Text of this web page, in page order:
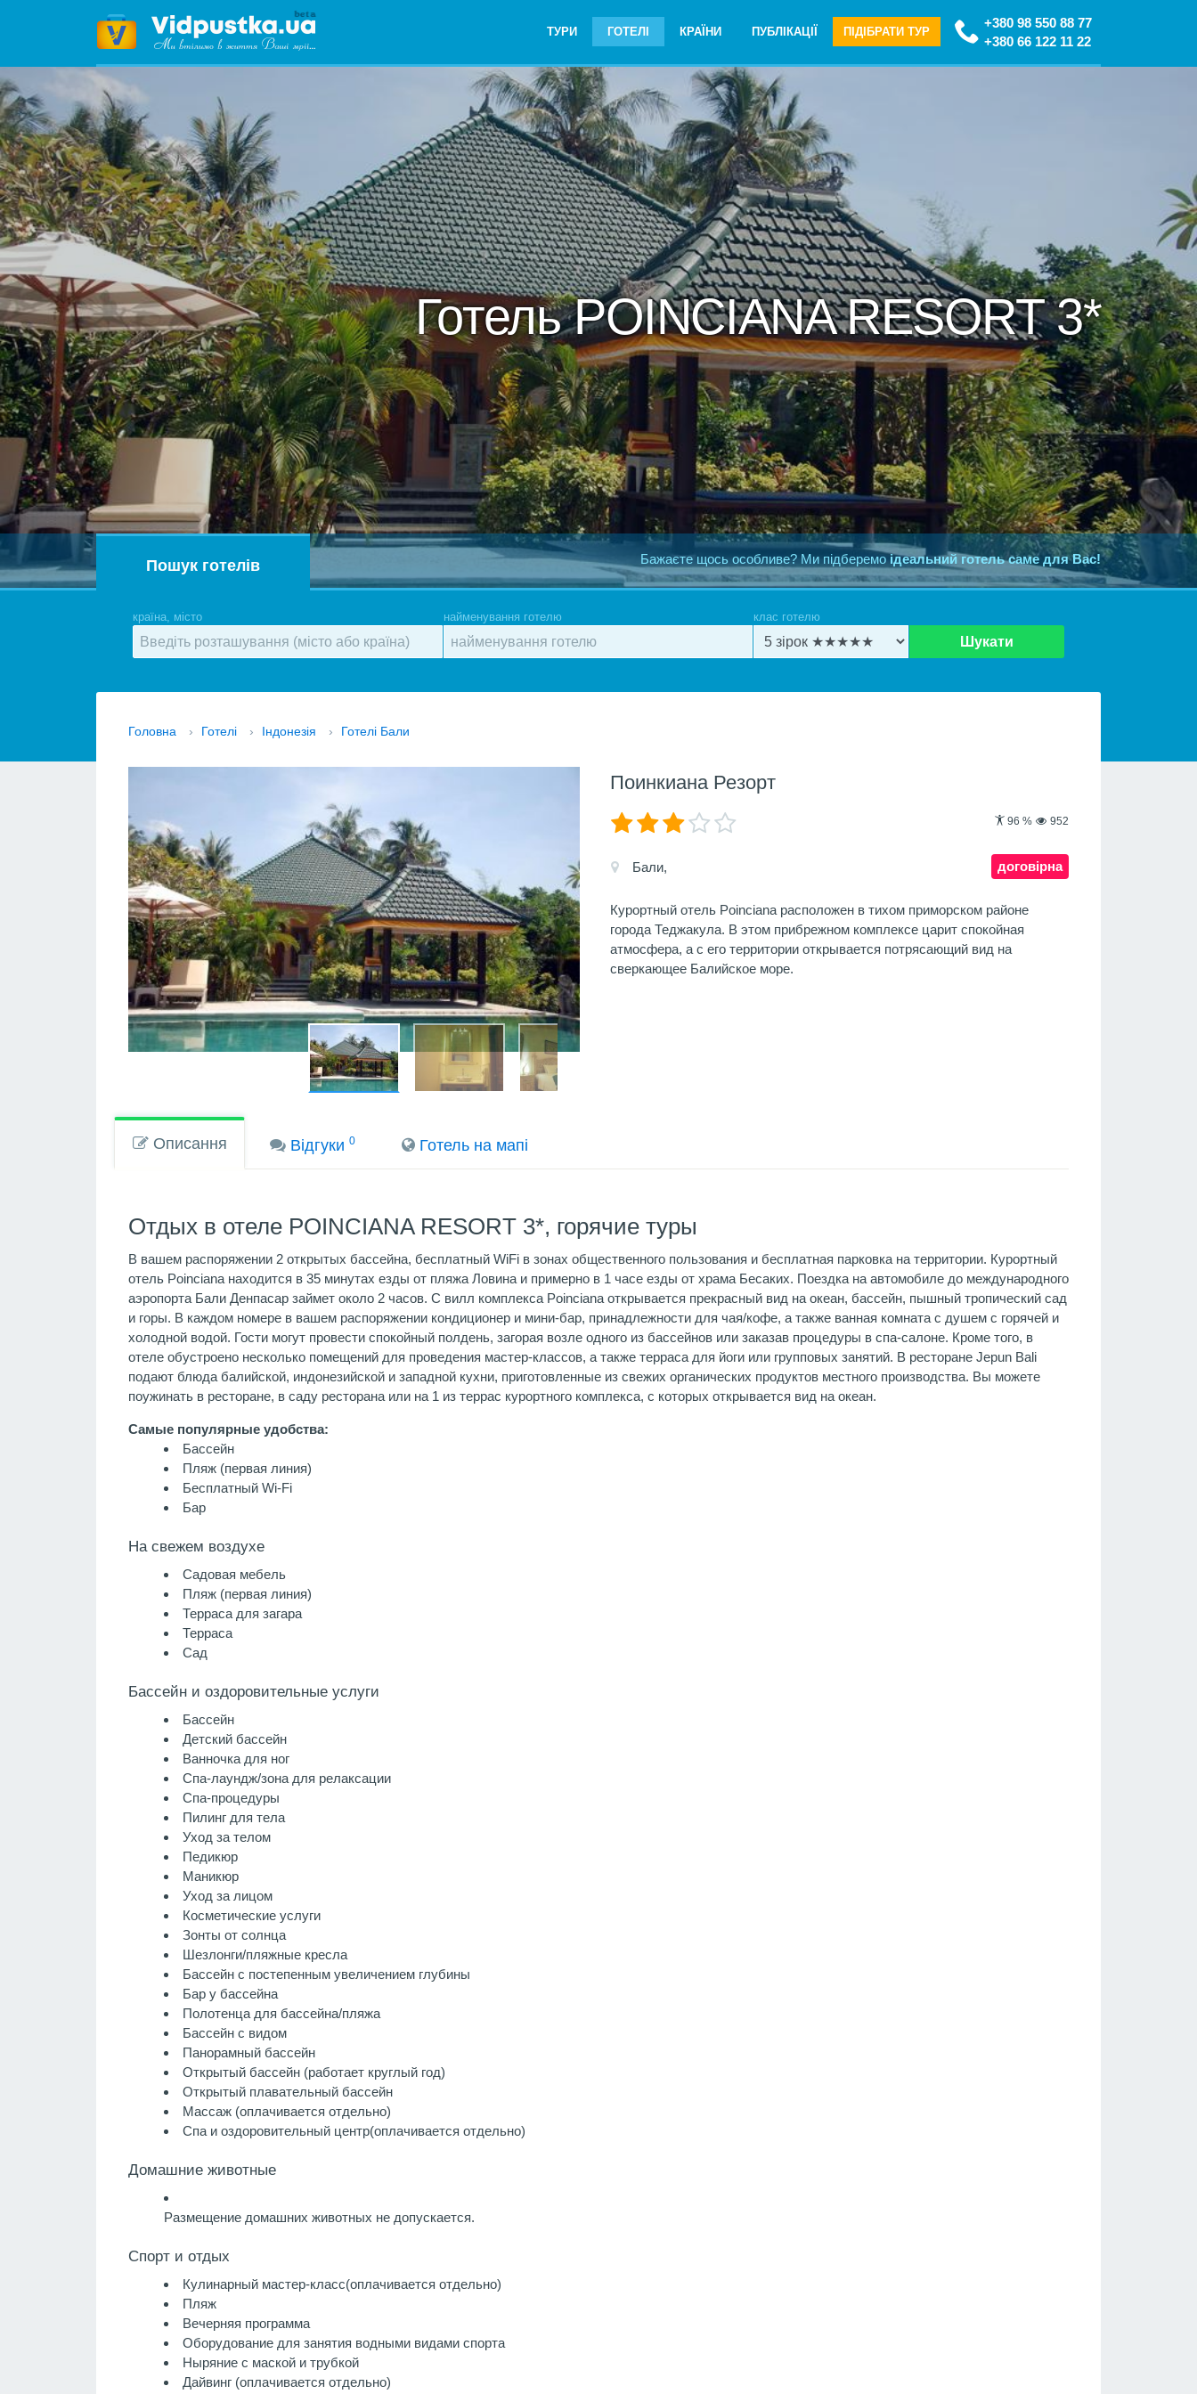
+380 98 550 88 77
+380 66 122 11 22
ТУРИ ГОТЕЛІ КРАЇНИ ПУБЛІКАЦІЇ ПІДІБРАТИ ТУР
Готель POINCIANA RESORT 3*
Бажаєте щось особливе? Ми підберемоідеальний готель саме для Вас!
Пошук готелів
країна, місто найменування готелю клас готелю
Шукати
Головна › Готелі › Індонезія › Готелі Бали
Поинкиана Резорт
96 % 952
договірна
Бали,
Курортный отель Poinciana расположен в тихом приморском районе
города Теджакула. В этом прибрежном комплексе царит спокойная
атмосфера, а с его территории открывается потрясающий вид на
сверкающее Балийское море.
Описання Вiдгуки0 Готель на мапi
Отдых в отеле POINCIANA RESORT 3*, горячие туры
В вашем распоряжении 2 открытых бассейна, бесплатный WiFi в зонах общественного пользования и бесплатная парковка на территории. Курортный
отель Poinciana находится в 35 минутах езды от пляжа Ловина и примерно в 1 часе езды от храма Бесаких. Поездка на автомобиле до международного
аэропорта Бали Денпасар займет около 2 часов. С вилл комплекса Poinciana открывается прекрасный вид на океан, бассейн, пышный тропический сад
и горы. В каждом номере в вашем распоряжении кондиционер и мини-бар, принадлежности для чая/кофе, а также ванная комната с душем с горячей и
холодной водой. Гости могут провести спокойный полдень, загорая возле одного из бассейнов или заказав процедуры в спа-салоне. Кроме того, в
отеле обустроено несколько помещений для проведения мастер-классов, а также терраса для йоги или групповых занятий. В ресторане Jepun Bali
подают блюда балийской, индонезийской и западной кухни, приготовленные из свежих органических продуктов местного производства. Вы можете
поужинать в ресторане, в саду ресторана или на 1 из террас курортного комплекса, с которых открывается вид на океан.
Самые популярные удобства:
Бассейн
Пляж (первая линия)
Бесплатный Wi-Fi
Бар
На свежем воздухе
Садовая мебель
Пляж (первая линия)
Терраса для загара
Терраса
Сад
Бассейн и оздоровительные услуги
Бассейн
Детский бассейн
Ванночка для ног
Спа-лаундж/зона для релаксации
Спа-процедуры
Пилинг для тела
Уход за телом
Педикюр
Маникюр
Уход за лицом
Косметические услуги
Зонты от солнца
Шезлонги/пляжные кресла
Бассейн с постепенным увеличением глубины
Бар у бассейна
Полотенца для бассейна/пляжа
Бассейн с видом
Панорамный бассейн
Открытый бассейн (работает круглый год)
Открытый плавательный бассейн
Массаж (оплачивается отдельно)
Спа и оздоровительный центр(оплачивается отдельно)
Домашние животные
Размещение домашних животных не допускается.
Спорт и отдых
Кулинарный мастер-класс(оплачивается отдельно)
Пляж
Вечерняя программа
Оборудование для занятия водными видами спорта
Ныряние с маской и трубкой
Дайвинг (оплачивается отдельно)